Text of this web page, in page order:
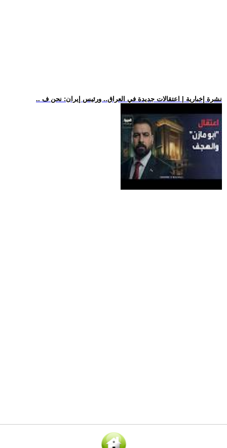
.. نشرة إخبارية | اعتقالات جديدة في العراق.. ورئيس إيران: نحن ف